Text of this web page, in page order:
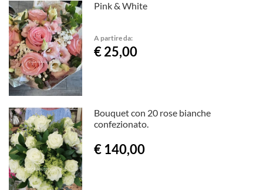
Pink & White
A partire da:
€ 25,00
Bouquet con 20 rose bianche
confezionato.
€ 140,00